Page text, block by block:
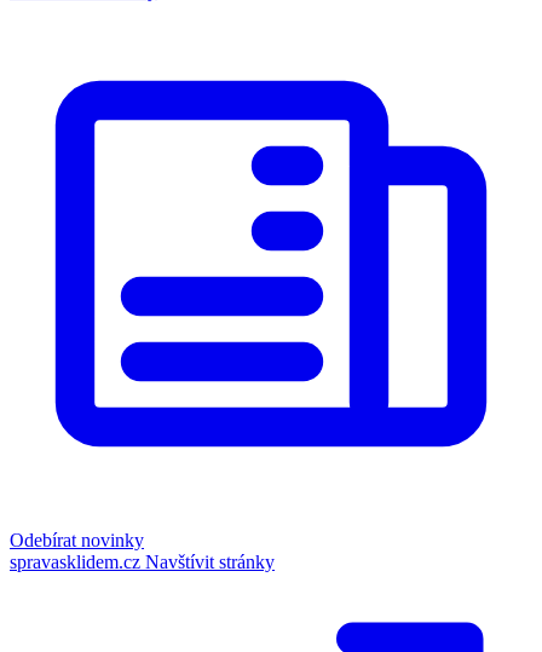
Odebírat novinky
spravasklidem.cz Navštívit stránky